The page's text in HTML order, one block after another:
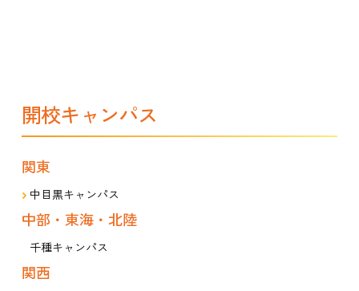
開校キャンパス
関東
中目黒キャンパス
中部・東海・北陸
千種キャンパス
関西